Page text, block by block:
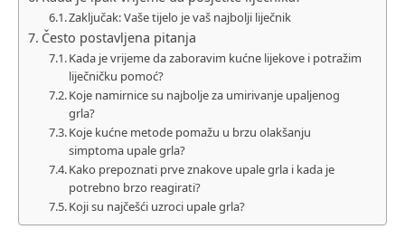
Zaključak: Vaše tijelo je vaš najbolji liječnik
Često postavljena pitanja
Kada je vrijeme da zaboravim kućne lijekove i potražim
liječničku pomoć?
Koje namirnice su najbolje za umirivanje upaljenog
grla?
Koje kućne metode pomažu u brzu olakšanju
simptoma upale grla?
Kako prepoznati prve znakove upale grla i kada je
potrebno brzo reagirati?
Koji su najčešći uzroci upale grla?